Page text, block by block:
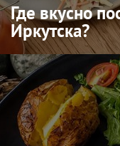
Где вкусно
Иркутска?